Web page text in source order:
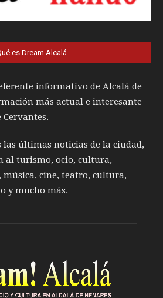
es Dream Alcalá
informativo de Alcalá de
más actual e interesante
las últimas noticias de la ciudad,
al turismo, ocio, cultura,
música, cine, teatro, cultura,
y mucho más.